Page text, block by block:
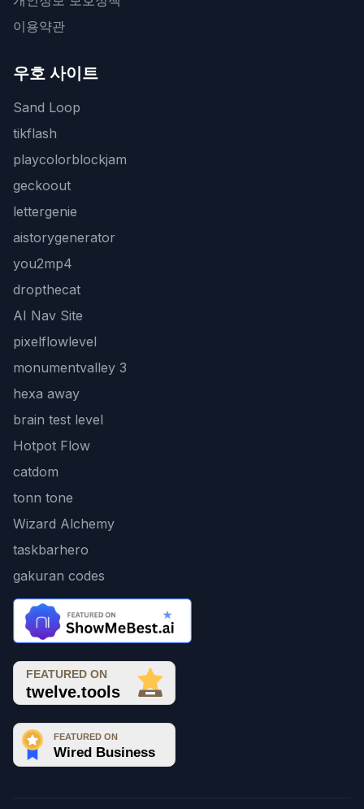
이용약관
우호 사이트
Sand Loop
tikflash
playcolorblockjam
geckoout
lettergenie
aistorygenerator
you2mp4
dropthecat
AI Nav Site
pixelflowlevel
monumentvalley 3
hexa away
brain test level
Hotpot Flow
catdom
tonn tone
Wizard Alchemy
taskbarhero
gakuran codes